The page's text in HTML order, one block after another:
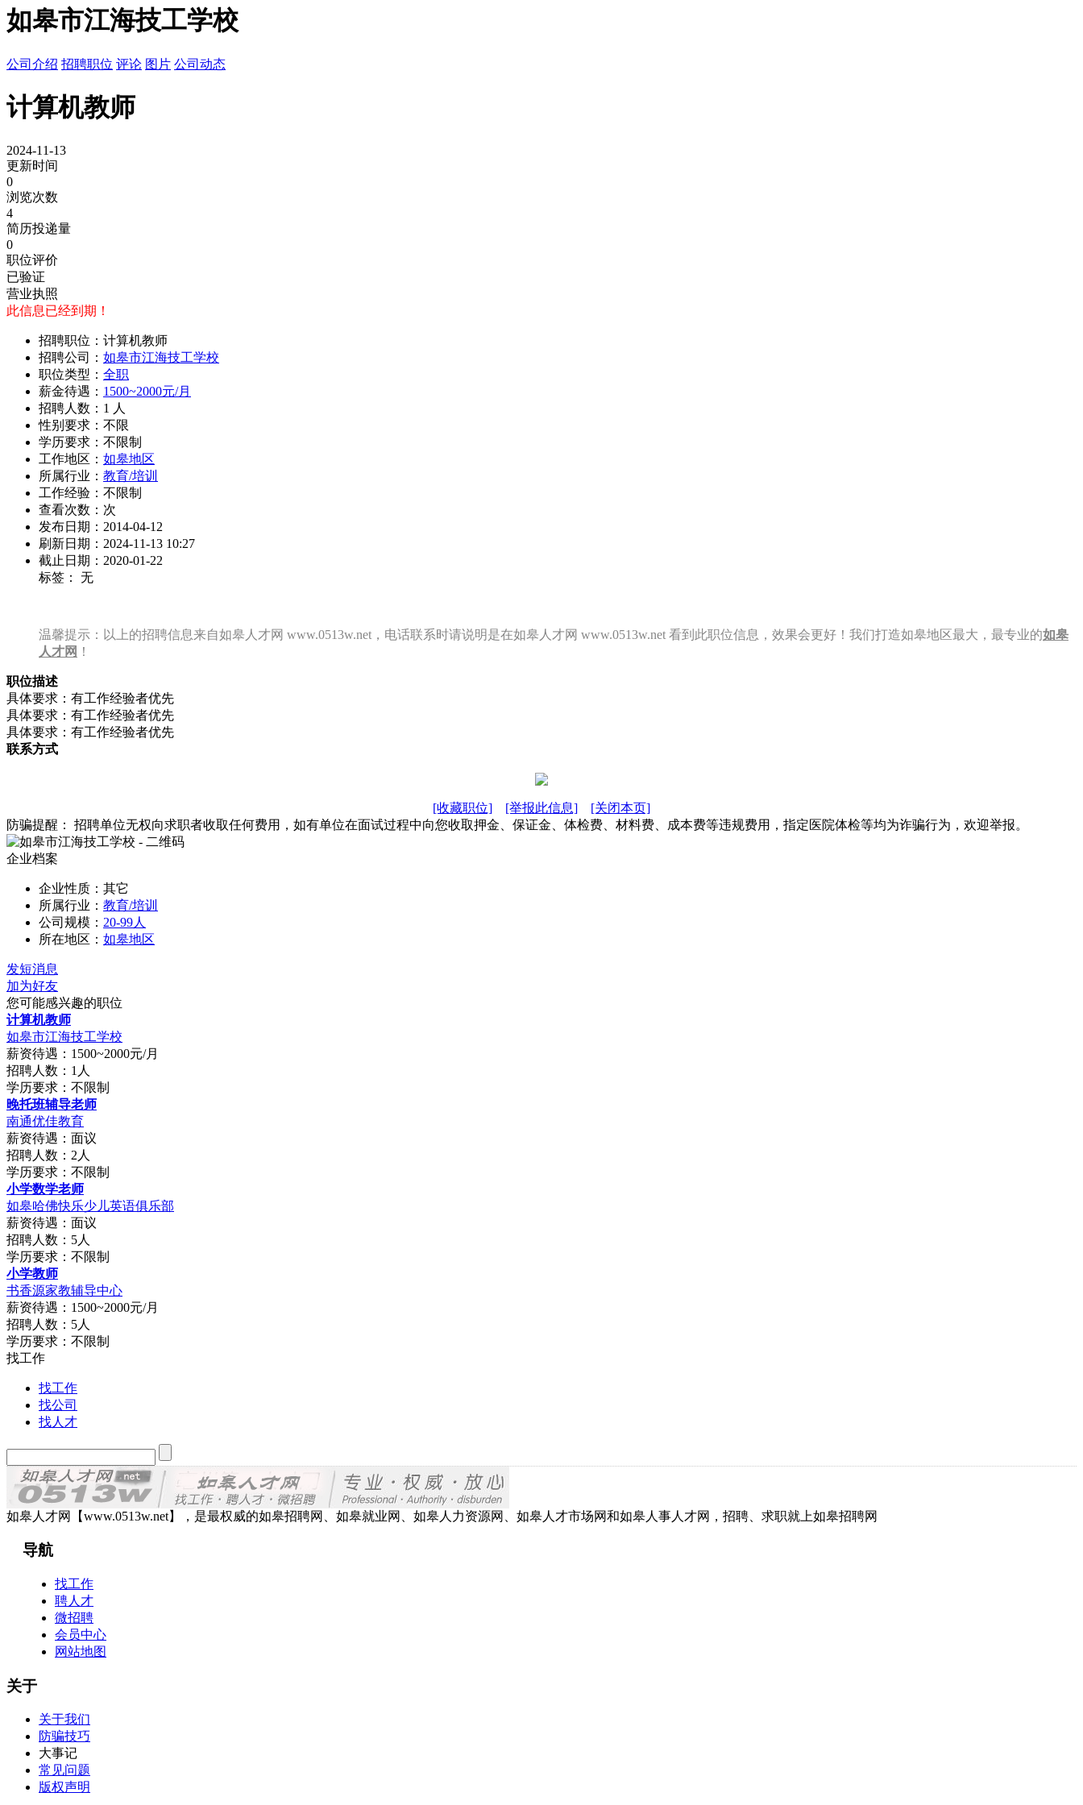
如皋市江海技工学校
公司介绍 招聘职位 评论 图片 公司动态
计算机教师
2024-11-13
更新时间
0
浏览次数
4
简历投递量
0
职位评价
已验证
营业执照
此信息已经到期！
招聘职位：计算机教师
招聘公司： 如皋市江海技工学校
职位类型： 全职
薪金待遇： 1500~2000元/月
招聘人数：1 人
性别要求：不限
学历要求：不限制
工作地区： 如皋地区
所属行业： 教育/培训
工作经验：不限制
查看次数： 次
发布日期：2014-04-12
刷新日期：2024-11-13 10:27
截止日期：2020-01-22
标签： 无
温馨提示：以上的招聘信息来自如皋人才网 www.0513w.net，电话联系时请说明是在如皋人才网 www.0513w.net 看到此职位信息，效果会更好！我们打造如皋地区最大，最专业的如皋
人才网 ！
职位描述
具体要求：有工作经验者优先
具体要求：有工作经验者优先
具体要求：有工作经验者优先
联系方式
[收藏职位] [举报此信息]
[关闭本页]
防骗提醒： 招聘单位无权向求职者收取任何费用，如有单位在面试过程中向您收取押金、保证金、体检费、材料费、成本费等违规费用，指定医院体检等均为诈骗行为，欢迎举报。
企业档案
企业性质：其它
所属行业： 教育/培训
公司规模： 20-99人
所在地区： 如皋地区
发短消息
加为好友
您可能感兴趣的职位
计算机教师
如皋市江海技工学校
薪资待遇：1500~2000元/月
招聘人数：1人
学历要求：不限制
晚托班辅导老师
南通优佳教育
薪资待遇：面议
招聘人数：2人
学历要求：不限制
小学数学老师
如皋哈佛快乐少儿英语俱乐部
薪资待遇：面议
招聘人数：5人
学历要求：不限制
小学教师
书香源家教辅导中心
薪资待遇：1500~2000元/月
招聘人数：5人
学历要求：不限制
找工作
找工作
找公司
找人才
如皋人才网【www.0513w.net】，是最权威的如皋招聘网、如皋就业网、如皋人力资源网、如皋人才市场网和如皋人事人才网，招聘、求职就上如皋招聘网
导航
找工作
聘人才
微招聘
会员中心
网站地图
关于
关于我们
防骗技巧
大事记
常见问题
版权声明